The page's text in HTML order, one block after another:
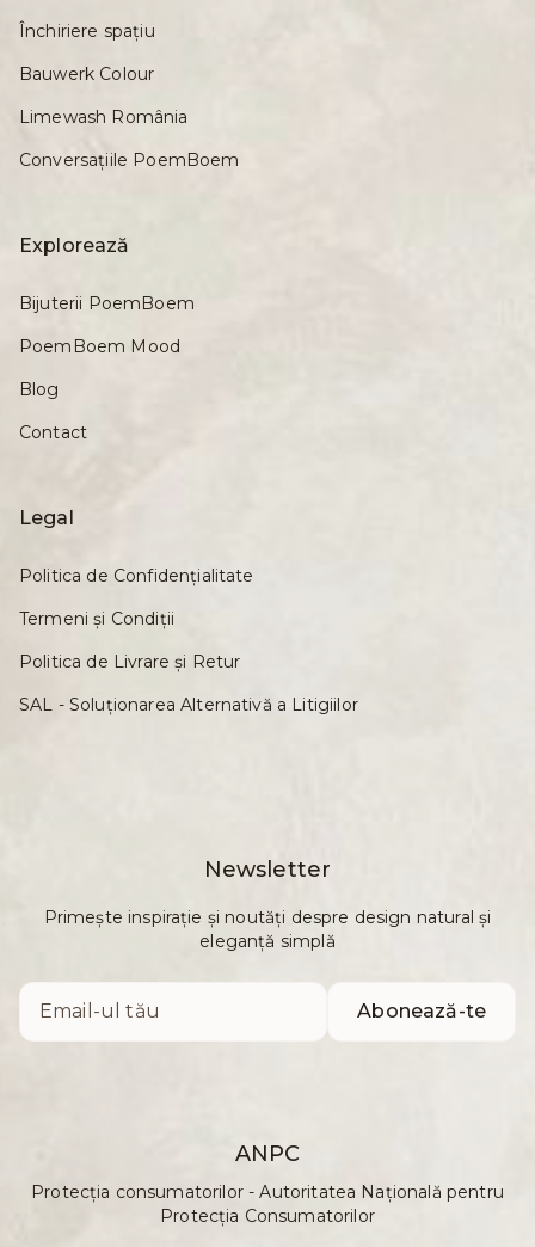
Închiriere spațiu
Bauwerk Colour
Limewash România
Conversațiile PoemBoem
Explorează
Bijuterii PoemBoem
PoemBoem Mood
Blog
Contact
Legal
Politica de Confidențialitate
Termeni și Condiții
Politica de Livrare și Retur
SAL - Soluționarea Alternativă a Litigiilor
Newsletter
Primește inspirație și noutăți despre design natural și
eleganță simplă
Abonează-te
ANPC
Protecția consumatorilor - Autoritatea Națională pentru
Protecția Consumatorilor